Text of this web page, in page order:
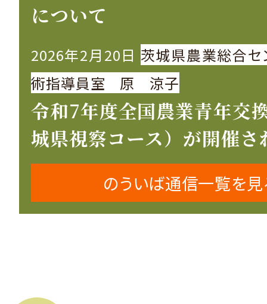
について
2026年2月20日 茨城県農業総合セ
術指導員室 原 涼子
令和7年度全国農業青年交
城県視察コース）が開催さ
のういば通信一覧を